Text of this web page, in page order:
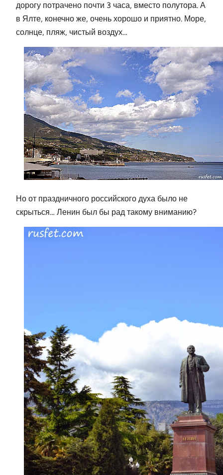
дорогу потрачено почти 3 часа, вместо полутора. А
в Ялте, конечно же, очень хорошо и приятно. Море,
солнце, пляж, чистый воздух…
Но от праздничного российского духа было не
скрыться… Ленин был бы рад такому вниманию?